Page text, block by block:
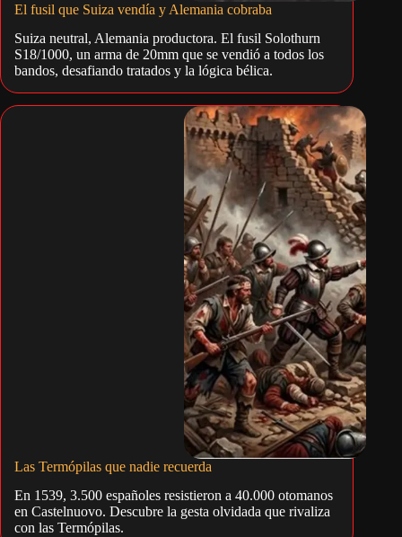
El fusil que Suiza vendía y Alemania cobraba
Suiza neutral, Alemania productora. El fusil Solothurn
S18/1000, un arma de 20mm que se vendió a todos los
bandos, desafiando tratados y la lógica bélica.
Las Termópilas que nadie recuerda
En 1539, 3.500 españoles resistieron a 40.000 otomanos
en Castelnuovo. Descubre la gesta olvidada que rivaliza
con las Termópilas.